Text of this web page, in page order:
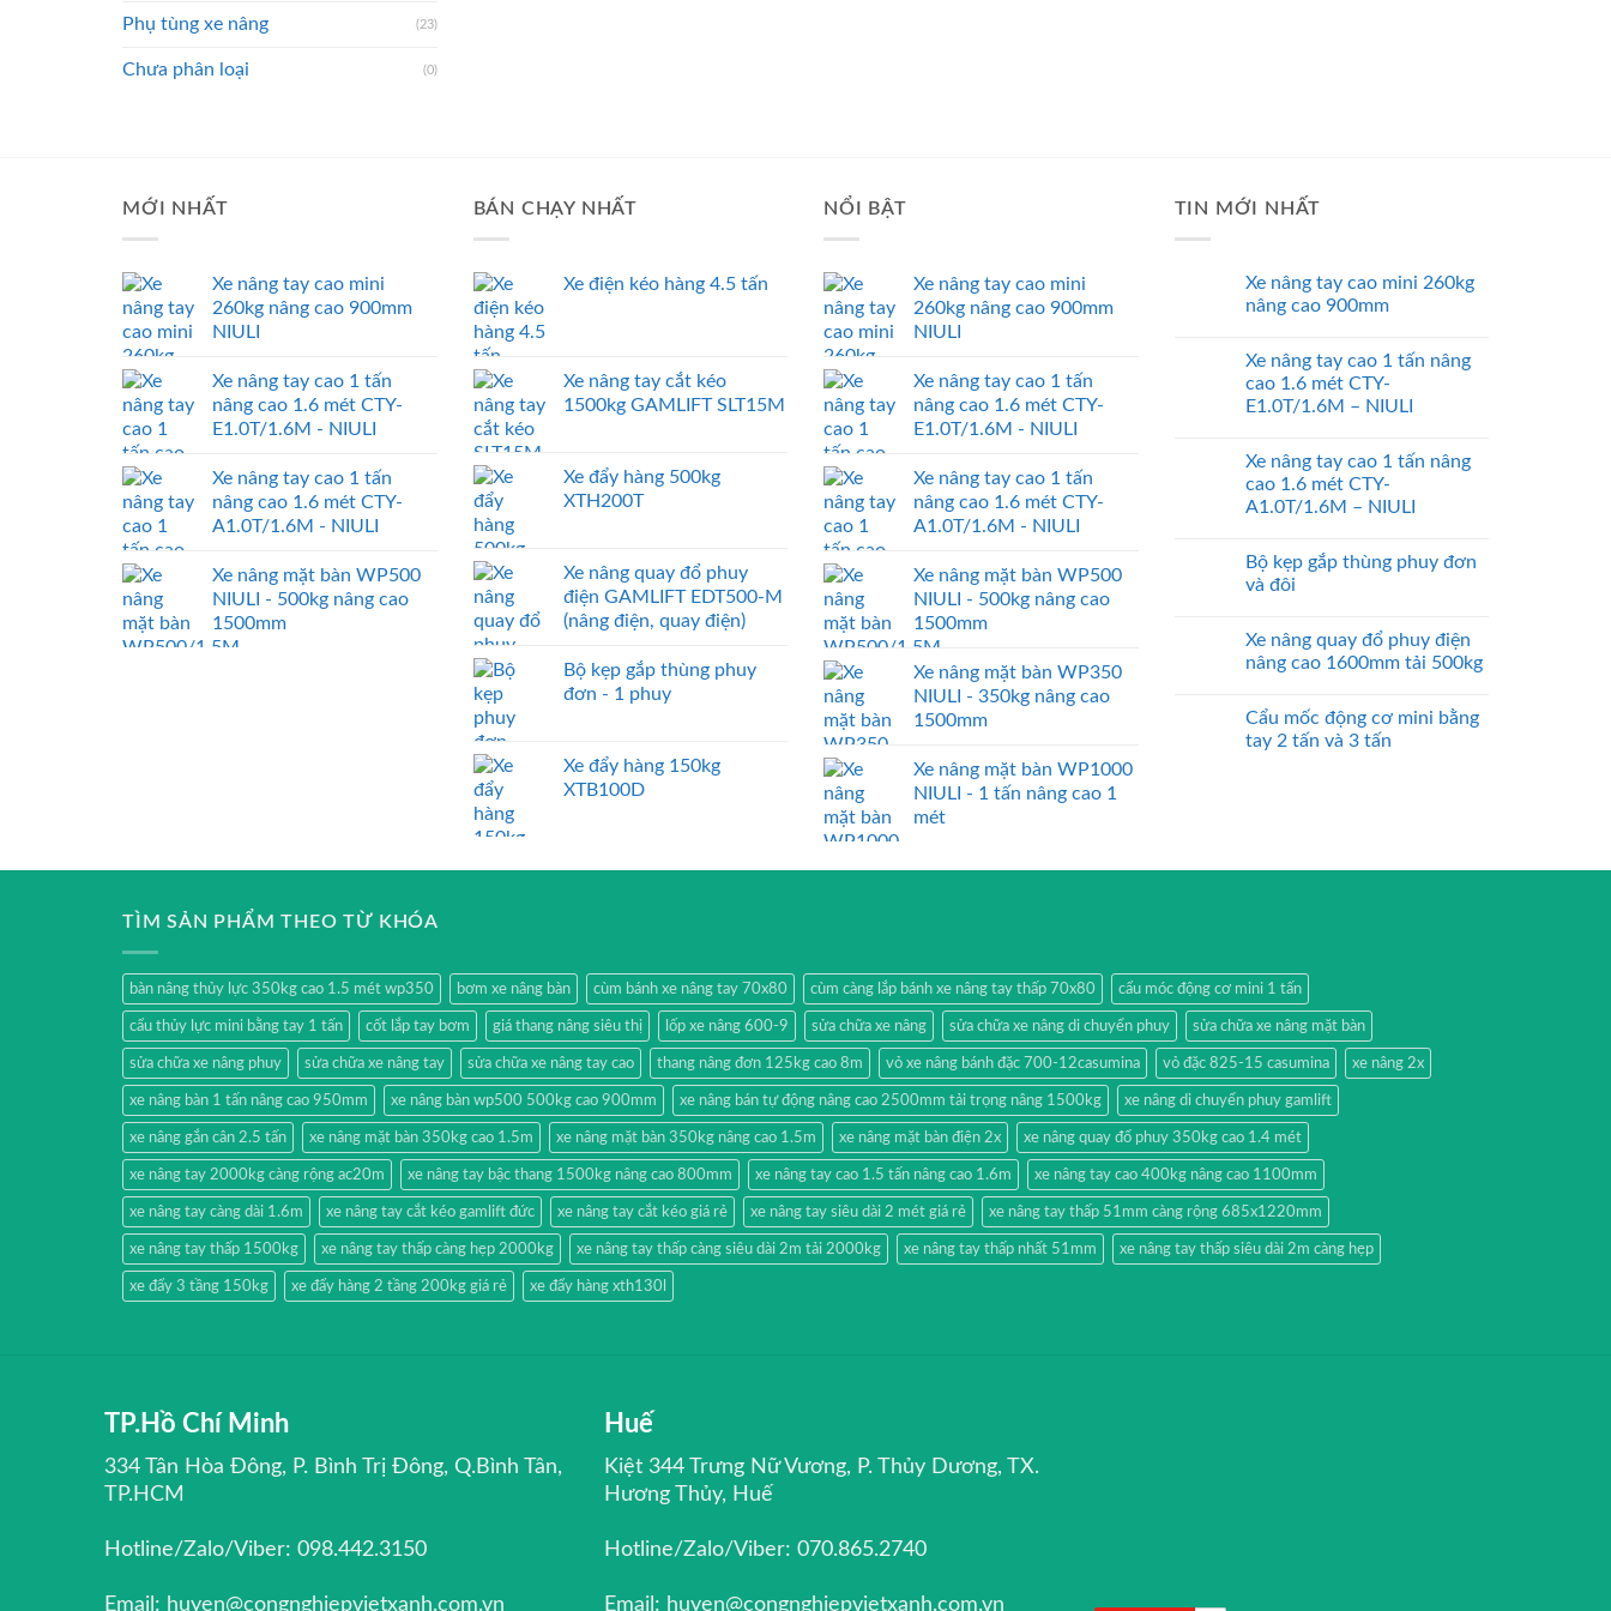
Phụ tùng xe nâng (23)
Chưa phân loại (0)
MỚI NHẤT
Xe nâng tay cao mini
260kg nâng cao 900mm
NIULI
Xe nâng tay cao 1 tấn
nâng cao 1.6 mét CTY-
E1.0T/1.6M - NIULI
Xe nâng tay cao 1 tấn
nâng cao 1.6 mét CTY-
A1.0T/1.6M - NIULI
Xe nâng mặt bàn WP500
NIULI - 500kg nâng cao
1500mm
BÁN CHẠY NHẤT
Xe điện kéo hàng 4.5 tấn
Xe nâng tay cắt kéo
1500kg GAMLIFT SLT15M
Xe đẩy hàng 500kg
XTH200T
Xe nâng quay đổ phuy
điện GAMLIFT EDT500-M
(nâng điện, quay điện)
Bộ kẹp gắp thùng phuy
đơn - 1 phuy
Xe đẩy hàng 150kg
XTB100D
NỔI BẬT
Xe nâng tay cao mini
260kg nâng cao 900mm
NIULI
Xe nâng tay cao 1 tấn
nâng cao 1.6 mét CTY-
E1.0T/1.6M - NIULI
Xe nâng tay cao 1 tấn
nâng cao 1.6 mét CTY-
A1.0T/1.6M - NIULI
Xe nâng mặt bàn WP500
NIULI - 500kg nâng cao
1500mm
Xe nâng mặt bàn WP350
NIULI - 350kg nâng cao
1500mm
Xe nâng mặt bàn WP1000
NIULI - 1 tấn nâng cao 1
mét
TIN MỚI NHẤT
Xe nâng tay cao mini 260kg
nâng cao 900mm
Xe nâng tay cao 1 tấn nâng
cao 1.6 mét CTY-
E1.0T/1.6M – NIULI
Xe nâng tay cao 1 tấn nâng
cao 1.6 mét CTY-
A1.0T/1.6M – NIULI
Bộ kẹp gắp thùng phuy đơn
và đôi
Xe nâng quay đổ phuy điện
nâng cao 1600mm tải 500kg
Cẩu mốc động cơ mini bằng
tay 2 tấn và 3 tấn
TÌM SẢN PHẨM THEO TỪ KHÓA
bàn nâng thủy lực 350kg cao 1.5 mét wp350 bơm xe nâng bàn cùm bánh xe nâng tay 70x80 cùm càng lắp bánh xe nâng tay thấp 70x80 cẩu móc động cơ mini 1 tấn
cẩu thủy lực mini bằng tay 1 tấn cốt lắp tay bơm giá thang nâng siêu thị lốp xe nâng 600-9 sửa chữa xe nâng sửa chữa xe nâng di chuyển phuy sửa chữa xe nâng mặt bàn
sửa chữa xe nâng phuy sửa chữa xe nâng tay sửa chữa xe nâng tay cao thang nâng đơn 125kg cao 8m vỏ xe nâng bánh đặc 700-12casumina vỏ đặc 825-15 casumina xe nâng 2x
xe nâng bàn 1 tấn nâng cao 950mm xe nâng bàn wp500 500kg cao 900mm xe nâng bán tự động nâng cao 2500mm tải trọng nâng 1500kg xe nâng di chuyển phuy gamlift
xe nâng gắn cân 2.5 tấn xe nâng mặt bàn 350kg cao 1.5m xe nâng mặt bàn 350kg nâng cao 1.5m xe nâng mặt bàn điện 2x xe nâng quay đổ phuy 350kg cao 1.4 mét
xe nâng tay 2000kg càng rộng ac20m xe nâng tay bậc thang 1500kg nâng cao 800mm xe nâng tay cao 1.5 tấn nâng cao 1.6m xe nâng tay cao 400kg nâng cao 1100mm
xe nâng tay càng dài 1.6m xe nâng tay cắt kéo gamlift đức xe nâng tay cắt kéo giá rẻ xe nâng tay siêu dài 2 mét giá rẻ xe nâng tay thấp 51mm càng rộng 685x1220mm
xe nâng tay thấp 1500kg xe nâng tay thấp càng hẹp 2000kg xe nâng tay thấp càng siêu dài 2m tải 2000kg xe nâng tay thấp nhất 51mm xe nâng tay thấp siêu dài 2m càng hẹp
xe đẩy 3 tầng 150kg xe đẩy hàng 2 tầng 200kg giá rẻ xe đẩy hàng xth130l
TP.Hồ Chí Minh
334 Tân Hòa Đông, P. Bình Trị Đông, Q.Bình Tân,
TP.HCM
Hotline/Zalo/Viber: 098.442.3150
Email: huyen@congnghiepvietxanh.com.vn
Huế
Kiệt 344 Trưng Nữ Vương, P. Thủy Dương, TX.
Hương Thủy, Huế
Hotline/Zalo/Viber: 070.865.2740
Email: huyen@congnghiepvietxanh.com.vn